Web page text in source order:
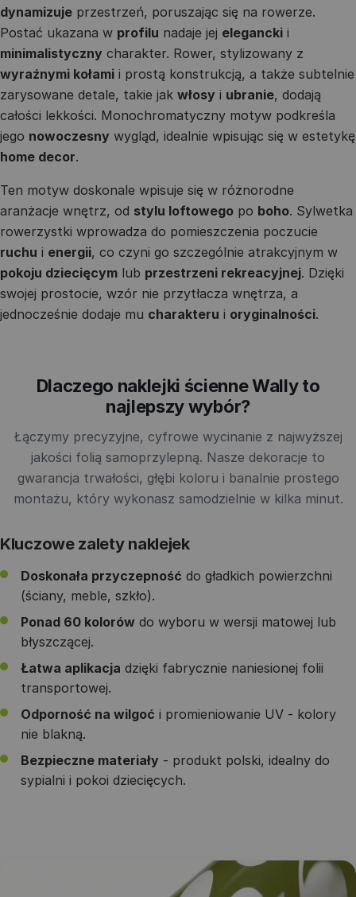
dynamizuje przestrzeń, poruszając się na rowerze.
Postać ukazana w profilu nadaje jej elegancki i
minimalistyczny charakter. Rower, stylizowany z
wyraźnymi kołami i prostą konstrukcją, a także subtelnie
zarysowane detale, takie jak włosy i ubranie, dodają
całości lekkości. Monochromatyczny motyw podkreśla
jego nowoczesny wygląd, idealnie wpisując się w estetykę
home decor.
Ten motyw doskonale wpisuje się w różnorodne
aranżacje wnętrz, od stylu loftowego po boho. Sylwetka
rowerzystki wprowadza do pomieszczenia poczucie
ruchu i energii, co czyni go szczególnie atrakcyjnym w
pokoju dziecięcym lub przestrzeni rekreacyjnej. Dzięki
swojej prostocie, wzór nie przytłacza wnętrza, a
jednocześnie dodaje mu charakteru i oryginalności.
Dlaczego naklejki ścienne Wally to
najlepszy wybór?
Łączymy precyzyjne, cyfrowe wycinanie z najwyższej
jakości folią samoprzylepną. Nasze dekoracje to
gwarancja trwałości, głębi koloru i banalnie prostego
montażu, który wykonasz samodzielnie w kilka minut.
Kluczowe zalety naklejek
Doskonała przyczepność do gładkich powierzchni
(ściany, meble, szkło).
Ponad 60 kolorów do wyboru w wersji matowej lub
błyszczącej.
Łatwa aplikacja dzięki fabrycznie naniesionej folii
transportowej.
Odporność na wilgoć i promieniowanie UV - kolory
nie blakną.
Bezpieczne materiały - produkt polski, idealny do
sypialni i pokoi dziecięcych.